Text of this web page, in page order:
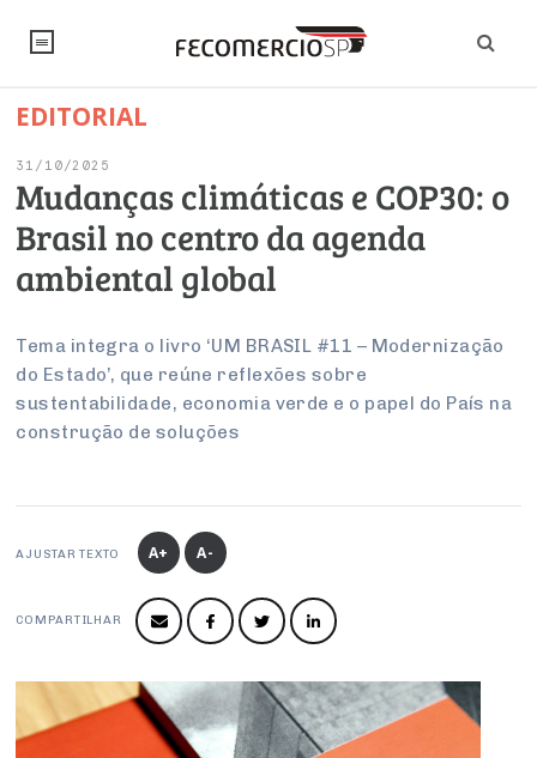
NOTÍCIAS
Editorial
Artigos
Institucional
PROJETOS ESPECIAIS:
UM BRASIL
Economia
Pesquisas
Brasil
Internacional
Modernização do Estado
Trabalho
Empresas
Arbitragem e Mediação
Negócios
Varejo
Serviços
Turismo
PROJETOS ESPECIAIS:
Afixação de preços e fiscalização
Sustentabilidade
PROJETOS ESPECIAIS:
Logística Reversa
COP30
SINDICATOS
PESQUISAS
INSTITUCIONAL
Sobre
Negociações Coletivas
Serviços
Cecomercio
Licitações
CONSELHOS
Conselho de Assuntos Tributários
Conselho Estadual de Defesa do Contribuinte
Conselho Superior de Direito
Conselho do Comércio Atacadista
Produtos e Serviços
EDITORIAL
31/10/2025
Mudanças climáticas e COP30: o
Brasil no centro da agenda
ambiental global
Tema integra o livro ‘UM BRASIL #11 – Modernização
do Estado’, que reúne reflexões sobre
sustentabilidade, economia verde e o papel do País na
construção de soluções
AJUSTAR TEXTO A+ A-
COMPARTILHAR